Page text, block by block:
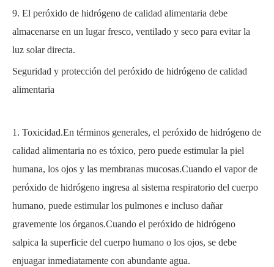
9. El peróxido de hidrógeno de calidad alimentaria debe
almacenarse en un lugar fresco, ventilado y seco para evitar la
luz solar directa.
Seguridad y protección del peróxido de hidrógeno de calidad
alimentaria
1. Toxicidad.En términos generales, el peróxido de hidrógeno de
calidad alimentaria no es tóxico, pero puede estimular la piel
humana, los ojos y las membranas mucosas.Cuando el vapor de
peróxido de hidrógeno ingresa al sistema respiratorio del cuerpo
humano, puede estimular los pulmones e incluso dañar
gravemente los órganos.Cuando el peróxido de hidrógeno
salpica la superficie del cuerpo humano o los ojos, se debe
enjuagar inmediatamente con abundante agua.